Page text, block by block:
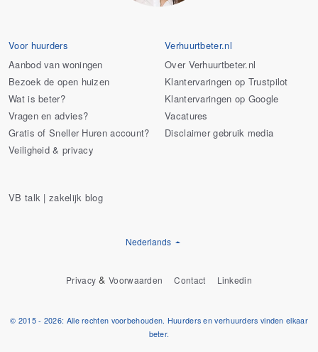
Voor huurders
Aanbod van woningen
Bezoek de open huizen
Wat is beter?
Vragen en advies?
Gratis of Sneller Huren account?
Veiligheid & privacy
Verhuurtbeter.nl
Over Verhuurtbeter.nl
Klantervaringen op Trustpilot
Klantervaringen op Google
Vacatures
Disclaimer gebruik media
VB talk | zakelijk blog
Nederlands
Privacy &Voorwaarden Contact Linkedin
© 2015 - 2026: Alle rechten voorbehouden. Huurders en verhuurders vinden elkaar
beter.